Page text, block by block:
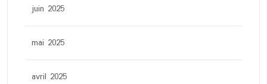
juin 2025
mai 2025
avril 2025